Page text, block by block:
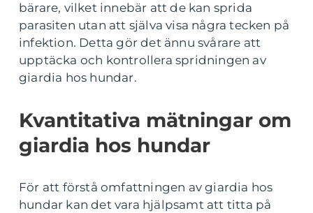
bärare, vilket innebär att de kan sprida
parasiten utan att själva visa några tecken på
infektion. Detta gör det ännu svårare att
upptäcka och kontrollera spridningen av
giardia hos hundar.
Kvantitativa mätningar om
giardia hos hundar
För att förstå omfattningen av giardia hos
hundar kan det vara hjälpsamt att titta på